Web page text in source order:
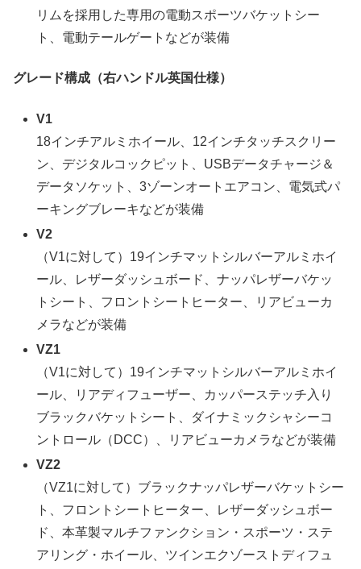
リムを採用した専用の電動スポーツバケットシー
ト、電動テールゲートなどが装備
グレード構成（右ハンドル英国仕様）
V1
18インチアルミホイール、12インチタッチスクリー
ン、デジタルコックピット、USBデータチャージ＆
データソケット、3ゾーンオートエアコン、電気式パ
ーキングブレーキなどが装備
V2
（V1に対して）19インチマットシルバーアルミホイ
ール、レザーダッシュボード、ナッパレザーバケッ
トシート、フロントシートヒーター、リアビューカ
メラなどが装備
VZ1
（V1に対して）19インチマットシルバーアルミホイ
ール、リアディフューザー、カッパーステッチ入り
ブラックバケットシート、ダイナミックシャシーコ
ントロール（DCC）、リアビューカメラなどが装備
VZ2
（VZ1に対して）ブラックナッパレザーバケットシー
ト、フロントシートヒーター、レザーダッシュボー
ド、本革製マルチファンクション・スポーツ・ステ
アリング・ホイール、ツインエクゾーストディフュ